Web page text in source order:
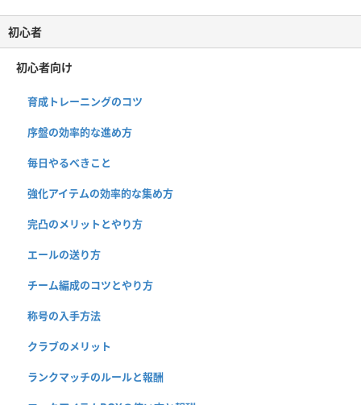
初心者
初心者向け
育成トレーニングのコツ
序盤の効率的な進め方
毎日やるべきこと
強化アイテムの効率的な集め方
完凸のメリットとやり方
エールの送り方
チーム編成のコツとやり方
称号の入手方法
クラブのメリット
ランクマッチのルールと報酬